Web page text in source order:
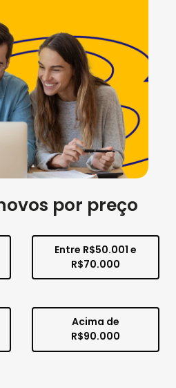
por preço
Entre R$50.001 e
R$70.000
Acima de
R$90.000